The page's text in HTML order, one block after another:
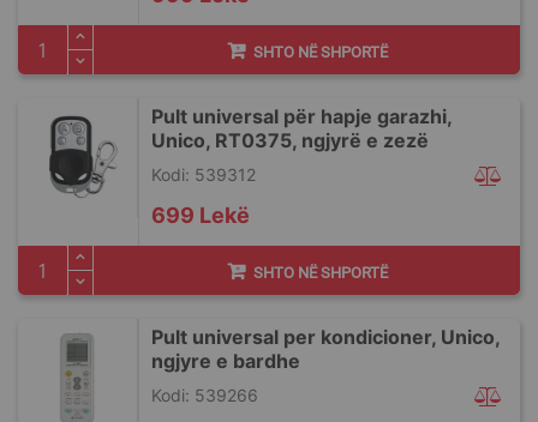
SHTO NË SHPORTË
Pult universal për hapje garazhi,
Unico, RT0375, ngjyrë e zezë
699 Lekë
Kodi: 539312
SHTO NË SHPORTË
Pult universal per kondicioner, Unico,
ngjyre e bardhe
Kodi: 539266